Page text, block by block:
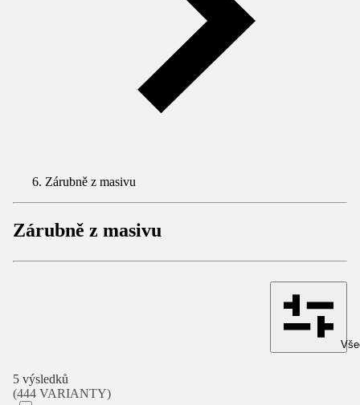
Zárubně z masivu
Zárubně z masivu
5 výsledků
(444 VARIANTY)